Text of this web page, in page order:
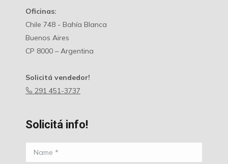
Oficinas:
Chile 748 - Bahía Blanca
Buenos Aires
CP 8000 – Argentina
Solicitá vendedor!
291 451-3737
Solicitá info!
Name *